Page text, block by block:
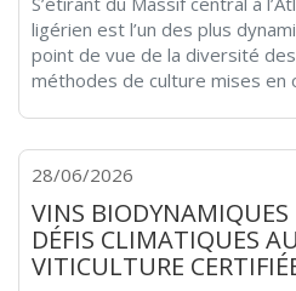
ligérien est l’un des plus
point de vue de la diversité
méthodes de culture mises en
28/06/2026
VINS BIODYNAMIQUES
DÉFIS CLIMATIQUES
VITICULTURE